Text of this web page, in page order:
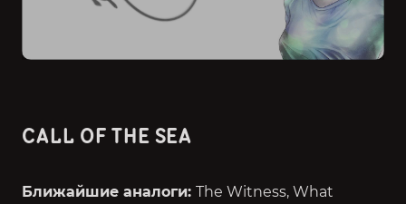
CALL OF THE SEA
Ближайшие аналоги: The Witness, What